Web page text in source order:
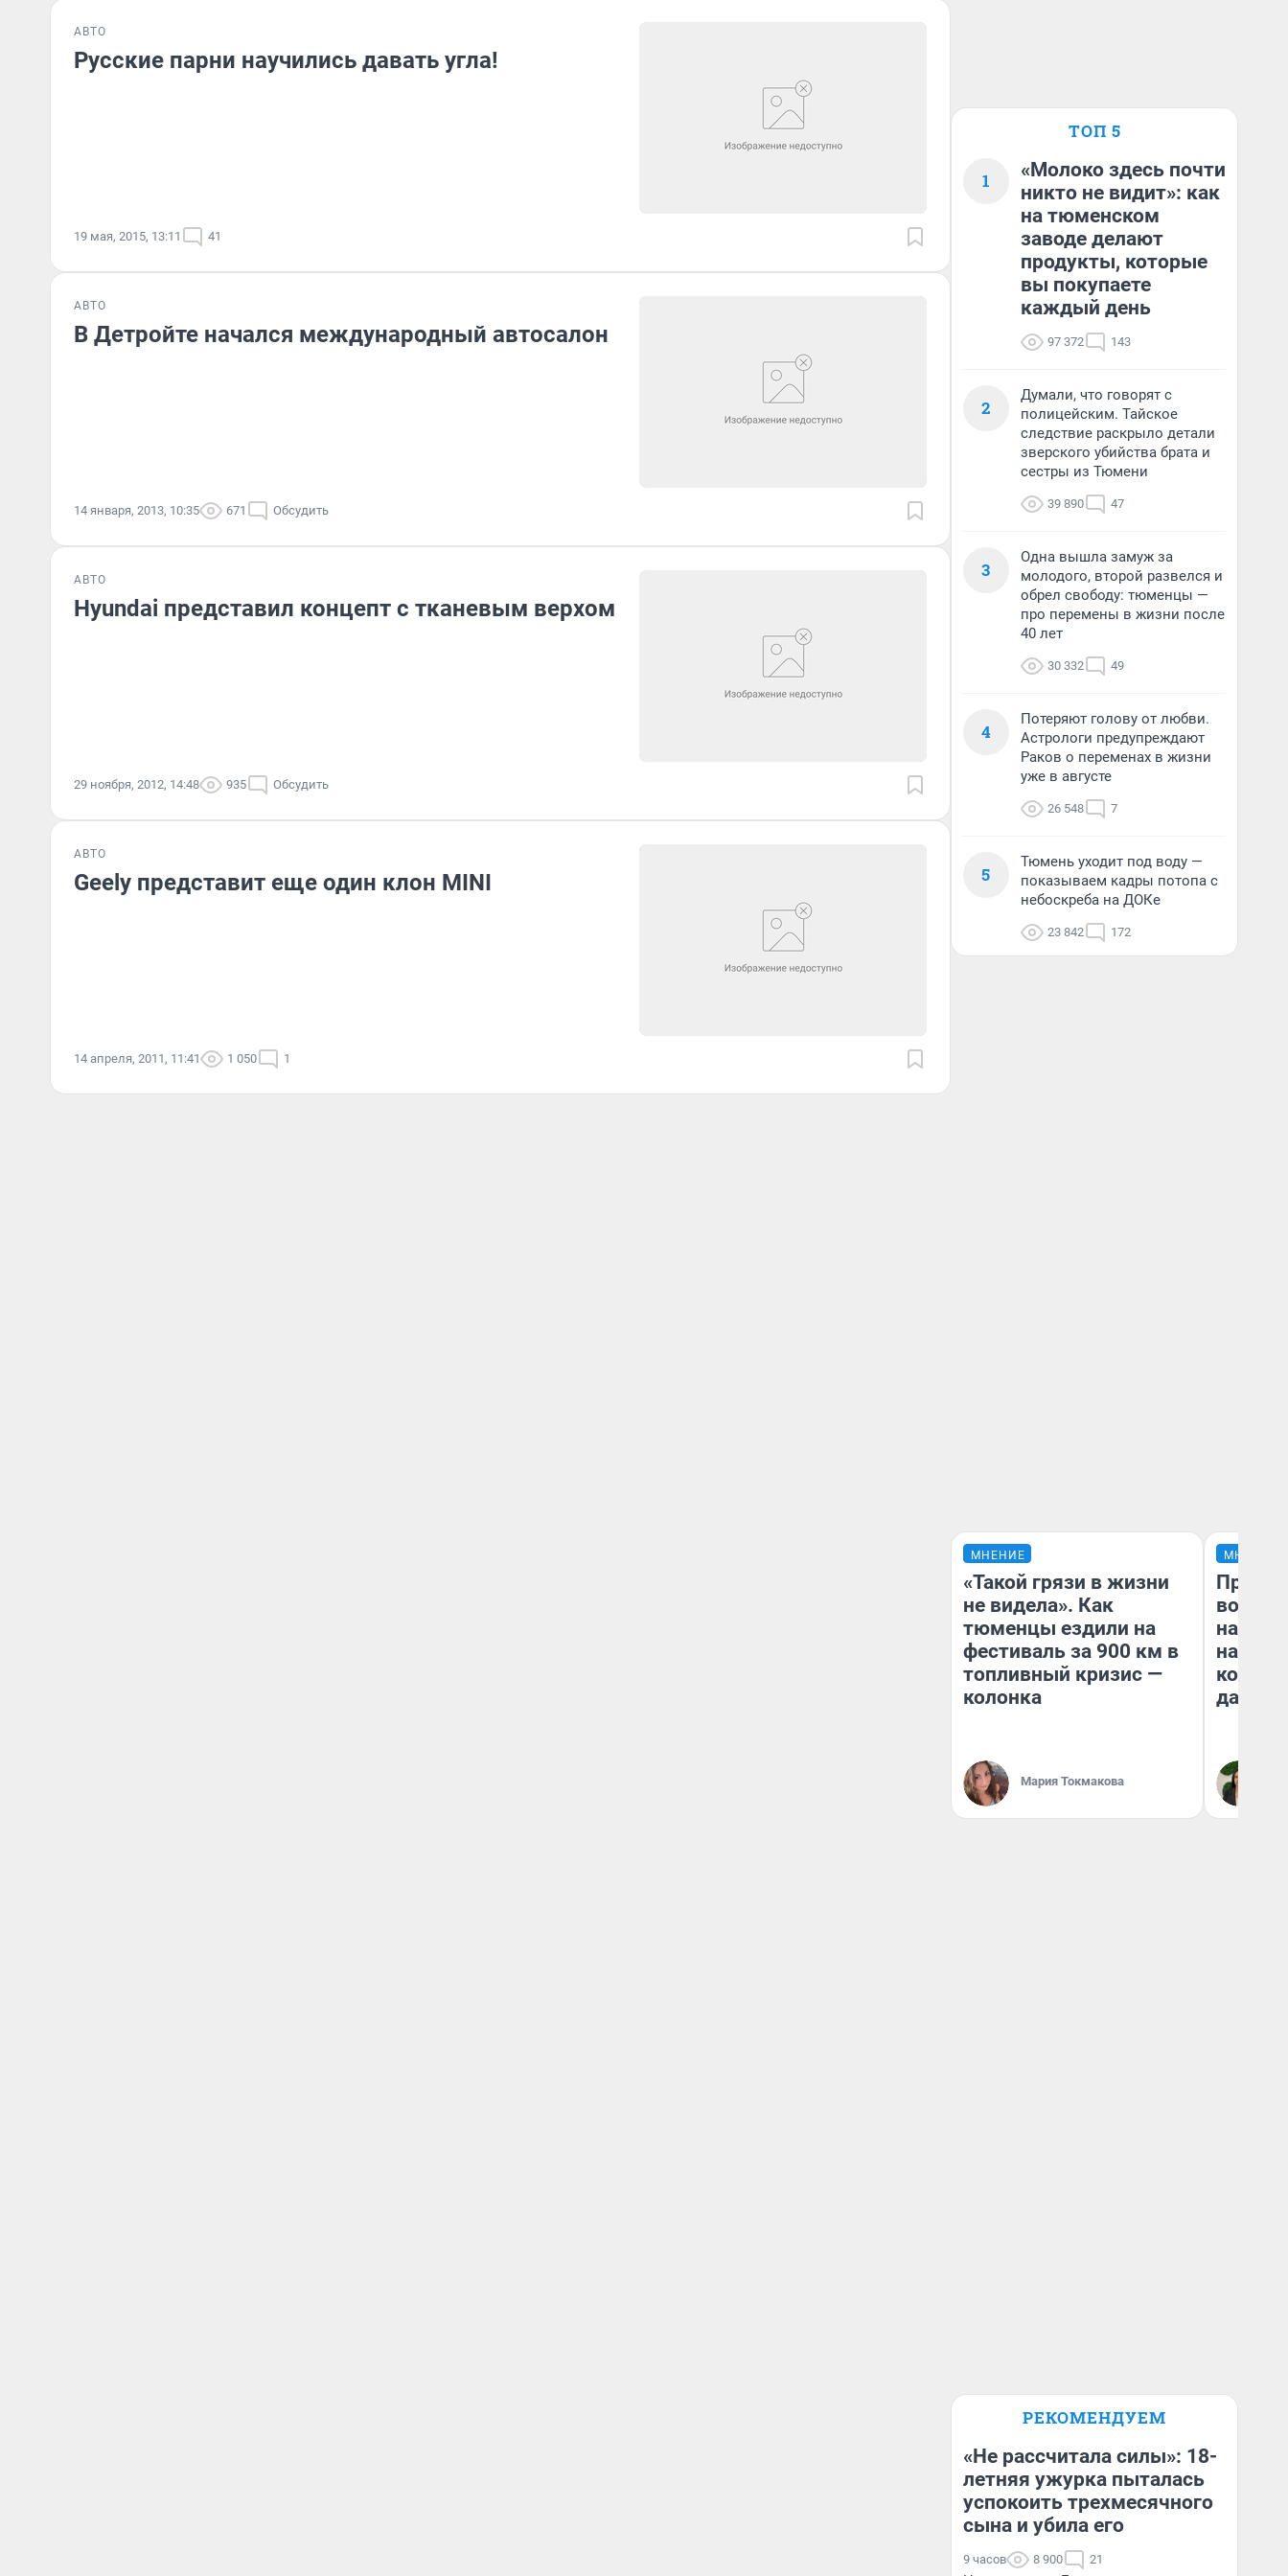
АВТО
Русские парни научились давать угла!
19 мая, 2015, 13:11 41
АВТО
В Детройте начался международный автосалон
14 января, 2013, 10:35 671 Обсудить
АВТО
Hyundai представил концепт с тканевым верхом
29 ноября, 2012, 14:48 935 Обсудить
АВТО
Geely представит еще один клон MINI
14 апреля, 2011, 11:41 1 050 1
ТОП 5
1
«Молоко здесь почти
никто не видит»: как
на тюменском
заводе делают
продукты, которые
вы покупаете
каждый день
97 372 143
2
Думали, что говорят с
полицейским. Тайское
следствие раскрыло детали
зверского убийства брата и
сестры из Тюмени
39 890 47
3
Одна вышла замуж за
молодого, второй развелся и
обрел свободу: тюменцы —
про перемены в жизни после
40 лет
30 332 49
4
Потеряют голову от любви.
Астрологи предупреждают
Раков о переменах в жизни
уже в августе
26 548 7
5
Тюмень уходит под воду —
показываем кадры потопа с
небоскреба на ДОКе
23 842 172
МНЕНИЕ
«Такой грязи в жизни
не видела». Как
тюменцы ездили на
фестиваль за 900 км в
топливный кризис —
колонка
Мария Токмакова
МНЕНИЕ
нам
даже
РЕКОМЕНДУЕМ
«Не рассчитала силы»: 18-
летняя ужурка пыталась
успокоить трехмесячного
сына и убила его
9 часов 8 900 21